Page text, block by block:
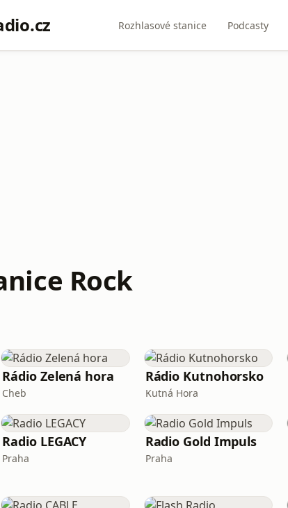
Rozhlasové stanice Podcasty
Rock
Rádio Zelená hora
Cheb
Rádio Kutnohorsko
Kutná Hora
Radio LEGACY
Praha
Radio Gold Impuls
Praha